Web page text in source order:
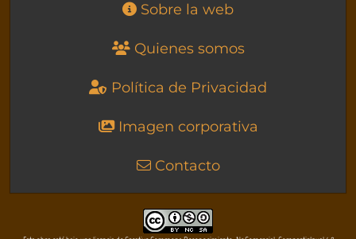
Sobre la web
Quienes somos
Política de Privacidad
Imagen corporativa
Contacto